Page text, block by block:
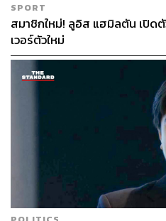
SPORT
สมาชิกใหม่! ลูอิส แฮมิลตัน เปิดตั
เวอร์ตัวใหม่